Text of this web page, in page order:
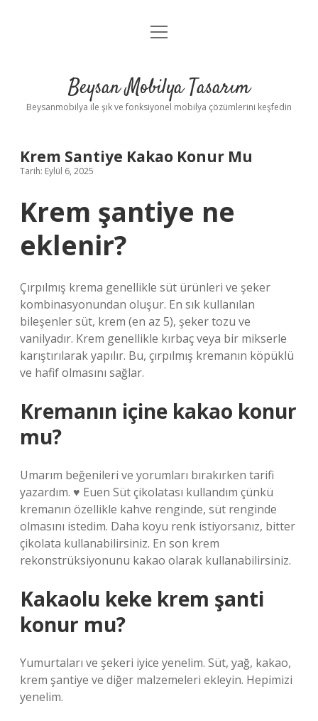
Anasayfa
Yasal Uyarı
menüyü
Beysan Mobilya Tasarım
Beysanmobilya ile şık ve fonksiyonel mobilya çözümlerini keşfedin
Krem Santiye Kakao Konur Mu
Tarih: Eylül 6, 2025
Krem şantiye ne
eklenir?
Çırpılmış krema genellikle süt ürünleri ve şeker
kombinasyonundan oluşur. En sık kullanılan
bileşenler süt, krem ​​(en az 5), şeker tozu ve
vanilyadır. Krem genellikle kırbaç veya bir mikserle
karıştırılarak yapılır. Bu, çırpılmış kremanın köpüklü
ve hafif olmasını sağlar.
Kremanın içine kakao konur
mu?
Umarım beğenileri ve yorumları bırakırken tarifi
yazardım. ♥ Euen Süt çikolatası kullandım çünkü
kremanın özellikle kahve renginde, süt renginde
olmasını istedim. Daha koyu renk istiyorsanız, bitter
çikolata kullanabilirsiniz. En son krem ​​
rekonstrüksiyonunu kakao olarak kullanabilirsiniz.
Kakaolu keke krem şanti
konur mu?
Yumurtaları ve şekeri iyice yenelim. Süt, yağ, kakao,
krem ​​şantiye ve diğer malzemeleri ekleyin. Hepimizi
yenelim.